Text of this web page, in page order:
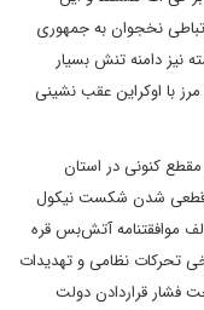
نخجوان به جمهوری
نیز دامنه تنش بسیار
با اوکراین عقب نشینی
مقطع کنونی در استان
قطعی شدن شکست نیکول
موافقتنامه ‌‌آتش‌بس قره
تحرکات نظامی و تهدیدات
فشار قراردادن دولت